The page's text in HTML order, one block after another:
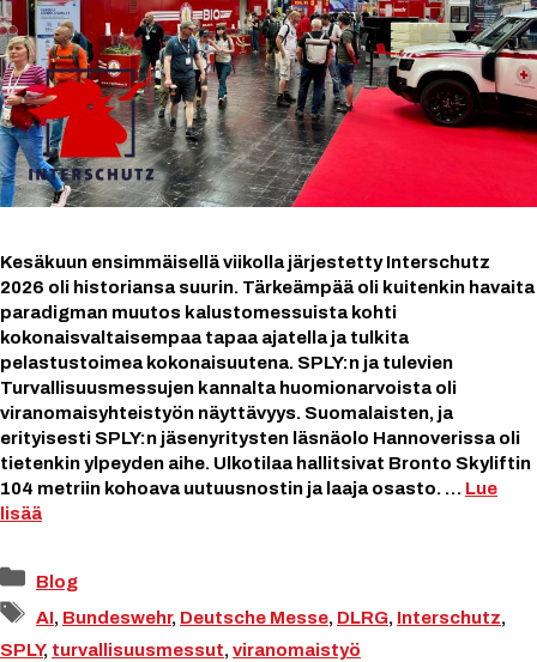
Kesäkuun ensimmäisellä viikolla järjestetty Interschutz
2026 oli historiansa suurin. Tärkeämpää oli kuitenkin havaita
paradigman muutos kalustomessuista kohti
kokonaisvaltaisempaa tapaa ajatella ja tulkita
pelastustoimea kokonaisuutena. SPLY:n ja tulevien
Turvallisuusmessujen kannalta huomionarvoista oli
viranomaisyhteistyön näyttävyys. Suomalaisten, ja
erityisesti SPLY:n jäsenyritysten läsnäolo Hannoverissa oli
tietenkin ylpeyden aihe. Ulkotilaa hallitsivat Bronto Skyliftin
104 metriin kohoava uutuusnostin ja laaja osasto. … Lue
lisää
Kategoriat
Blog
Avainsanat
AI, Bundeswehr, Deutsche Messe, DLRG, Interschutz,
SPLY, turvallisuusmessut, viranomaistyö